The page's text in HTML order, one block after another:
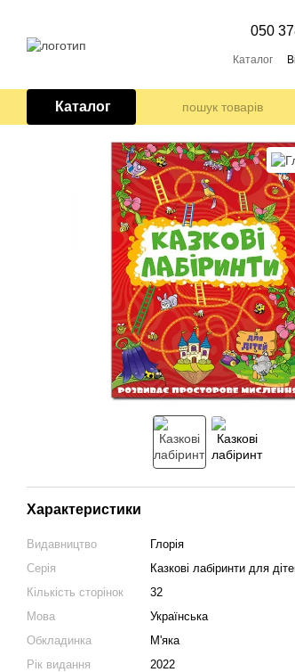
050
Каталог
Каталог
Характеристики
Видавництво
Глорія
Серія
Казкові лабіринти для
Кількість сторінок
32
Мова
Українська
Обкладинка
М'яка
Рік видання
2022